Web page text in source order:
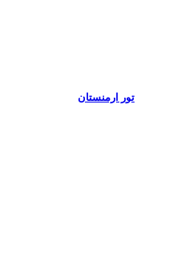
تور ارمنستان